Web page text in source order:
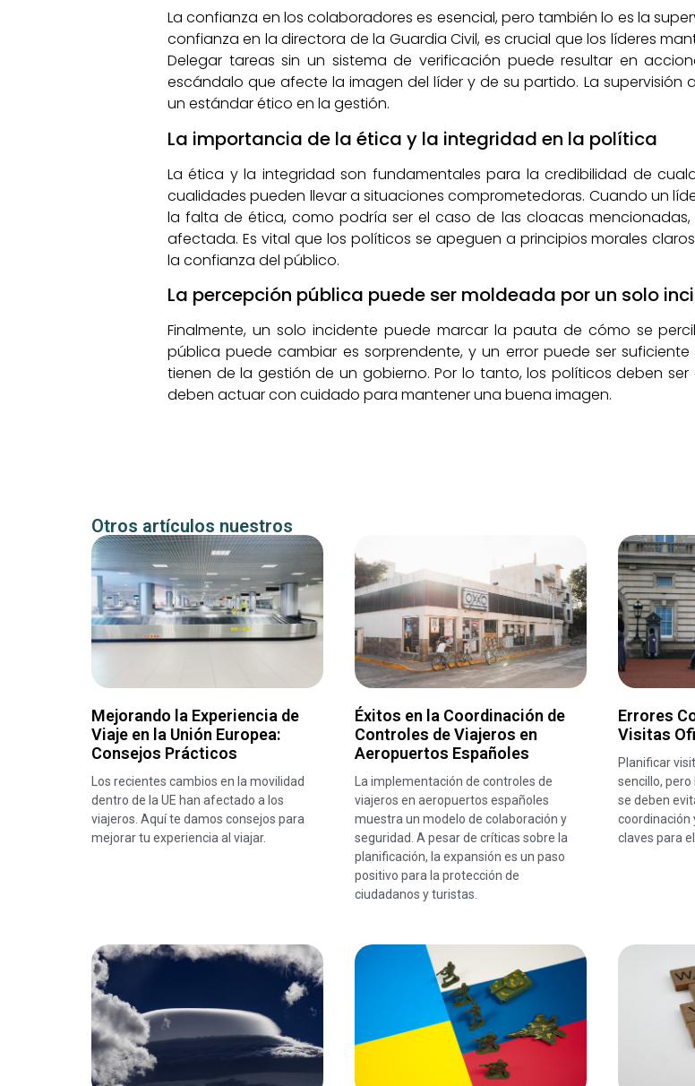
La confianza en los colaboradores es esencial, pero también lo es la
confianza en la directora de la Guardia Civil, es crucial que los líderes
Delegar tareas sin un sistema de verificación puede resultar en
escándalo que afecte la imagen del líder y de su partido. La
un estándar ético en la gestión.
La importancia de la ética y la integridad en la política
La ética y la integridad son fundamentales para la credibilidad de
cualidades pueden llevar a situaciones comprometedoras. Cuando un
la falta de ética, como podría ser el caso de las cloacas
afectada. Es vital que los políticos se apeguen a principios morales
la confianza del público.
La percepción pública puede ser moldeada por un solo
Finalmente, un solo incidente puede marcar la pauta de cómo se
pública puede cambiar es sorprendente, y un error puede ser
tienen de la gestión de un gobierno. Por lo tanto, los políticos deben
deben actuar con cuidado para mantener una buena imagen.
Otros artículos nuestros
Mejorando la Experiencia de
Viaje en la Unión Europea:
Consejos Prácticos
Los recientes cambios en la movilidad
dentro de la UE han afectado a los
viajeros. Aquí te damos consejos para
mejorar tu experiencia al viajar.
Éxitos en la Coordinación de
Controles de Viajeros en
Aeropuertos Españoles
La implementación de controles de
viajeros en aeropuertos españoles
muestra un modelo de colaboración y
seguridad. A pesar de críticas sobre la
planificación, la expansión es un paso
positivo para la protección de
ciudadanos y turistas.
Errores
Visitas
Planificar
sencillo,
se deben
coordinación
claves para